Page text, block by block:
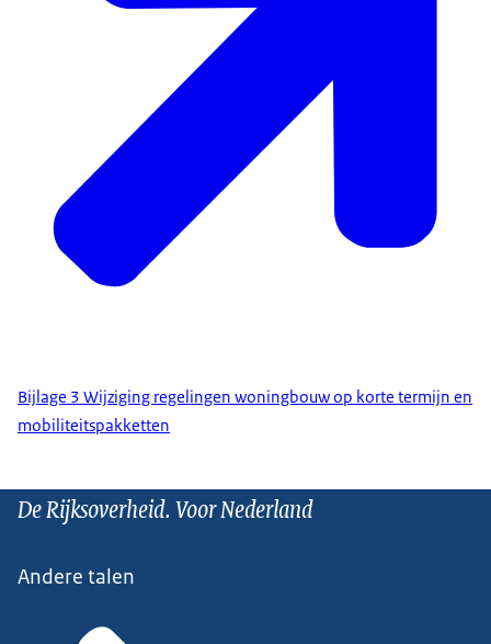
Bijlage 3 Wijziging regelingen woningbouw op korte termijn en
mobiliteitspakketten
De Rijksoverheid. Voor Nederland
Andere talen